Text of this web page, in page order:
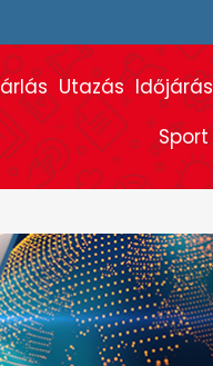
Utazás Időjárás
Sport